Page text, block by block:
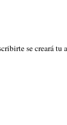
se creará tu